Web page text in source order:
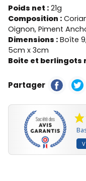
Poids net : 21g
Composition :
Oignon, Piment
Dimensions : Boîte
5cm x 3cm
Boite et berlingots
Partager